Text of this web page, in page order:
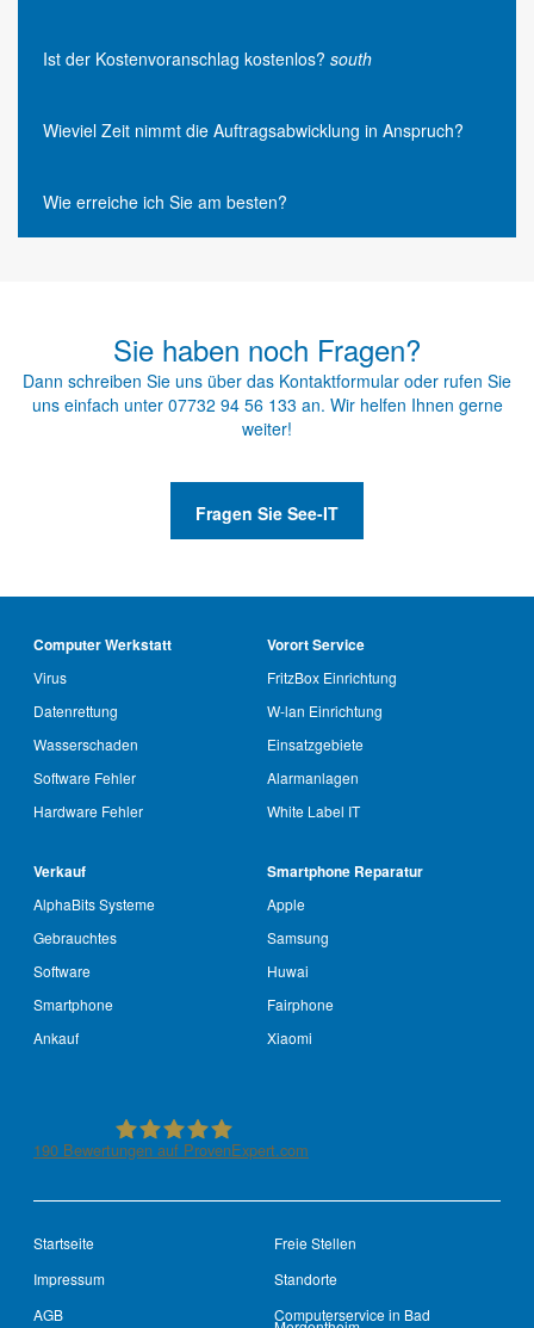
Ist der Kostenvoranschlag kostenlos? south
Wieviel Zeit nimmt die Auftragsabwicklung in Anspruch?
Wie erreiche ich Sie am besten?
Sie haben noch Fragen?
Dann schreiben Sie uns über das Kontaktformular oder rufen Sie
uns einfach unter 07732 94 56 133 an. Wir helfen Ihnen gerne
weiter!
Fragen Sie See-IT
Computer Werkstatt
Virus
Datenrettung
Wasserschaden
Software Fehler
Hardware Fehler
Vorort Service
FritzBox Einrichtung
W-lan Einrichtung
Einsatzgebiete
Alarmanlagen
White Label IT
Verkauf
AlphaBits Systeme
Gebrauchtes
Software
Smartphone
Ankauf
Smartphone Reparatur
Apple
Samsung
Huwai
Fairphone
Xiaomi
See-IT-Service
190 Bewertungen auf ProvenExpert.com
Startseite
Impressum
AGB
Freie Stellen
Standorte
Computerservice in Bad